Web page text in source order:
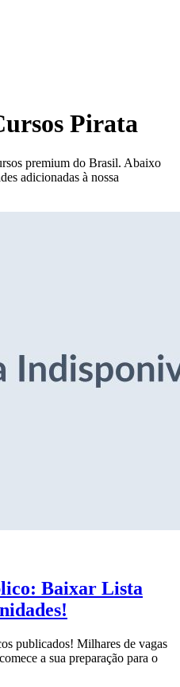
Pirata
premium do Brasil. Abaixo
adicionadas à nossa
Baixar Lista
publicados! Milhares de vagas
a sua preparação para o